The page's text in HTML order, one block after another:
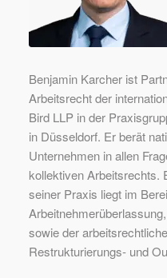
Benjamin Karcher ist
Arbeitsrecht der
Bird LLP in der
in Düsseldorf. Er berät
Unternehmen in allen
kollektiven Arbeitsrechts.
seiner Praxis liegt im
sowie der
Restrukturierungs- und